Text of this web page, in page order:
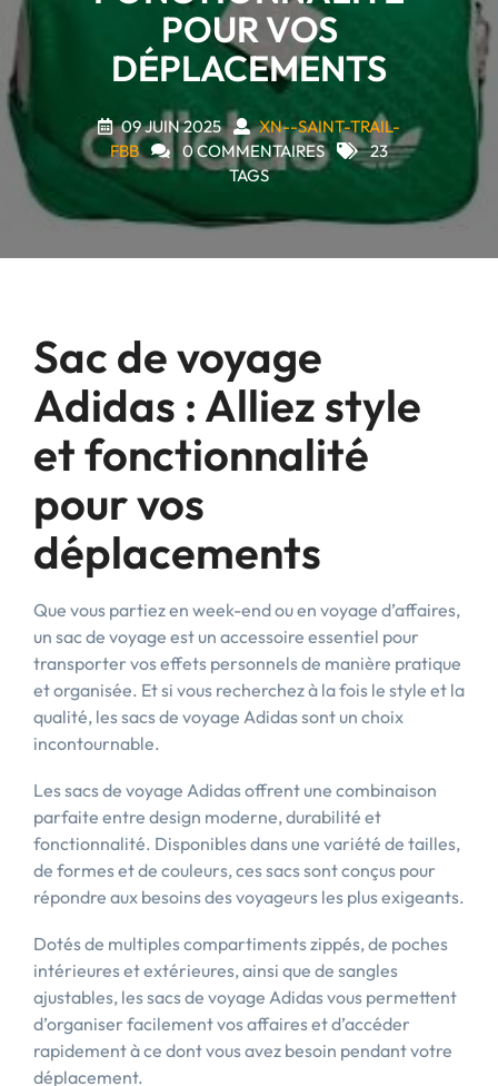
POUR VOS
DÉPLACEMENTS
09 JUIN 2025
XN--SAINT-TRAIL-
FBB
0 COMMENTAIRES
23
TAGS
Sac de voyage
Adidas : Alliez style
et fonctionnalité
pour vos
déplacements
Que vous partiez en week-end ou en voyage d’affaires,
un sac de voyage est un accessoire essentiel pour
transporter vos effets personnels de manière pratique
et organisée. Et si vous recherchez à la fois le style et la
qualité, les sacs de voyage Adidas sont un choix
incontournable.
Les sacs de voyage Adidas offrent une combinaison
parfaite entre design moderne, durabilité et
fonctionnalité. Disponibles dans une variété de tailles,
de formes et de couleurs, ces sacs sont conçus pour
répondre aux besoins des voyageurs les plus exigeants.
Dotés de multiples compartiments zippés, de poches
intérieures et extérieures, ainsi que de sangles
ajustables, les sacs de voyage Adidas vous permettent
d’organiser facilement vos affaires et d’accéder
rapidement à ce dont vous avez besoin pendant votre
déplacement.